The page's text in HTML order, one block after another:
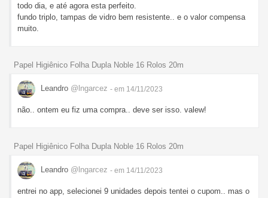
todo dia, e até agora esta perfeito.
fundo triplo, tampas de vidro bem resistente.. e o valor compensa
muito.
Papel Higiênico Folha Dupla Noble 16 Rolos 20m
Leandro @lngarcez - em 14/11/2023
não.. ontem eu fiz uma compra.. deve ser isso. valew!
Papel Higiênico Folha Dupla Noble 16 Rolos 20m
Leandro @lngarcez - em 14/11/2023
entrei no app, selecionei 9 unidades depois tentei o cupom.. mas o